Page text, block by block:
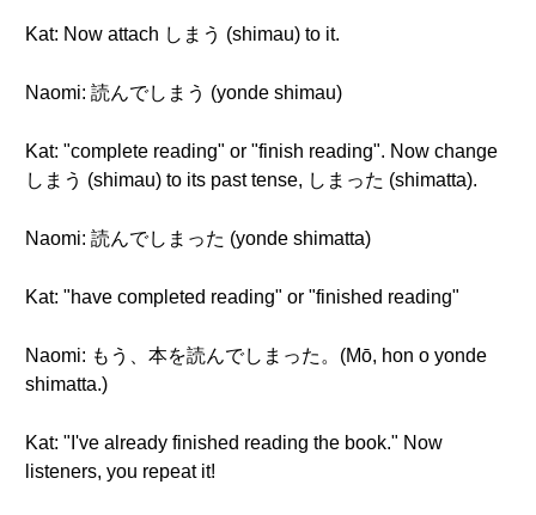
Kat: Now attach しまう (shimau) to it.
Naomi: 読んでしまう (yonde shimau)
Kat: "complete reading" or "finish reading". Now change
しまう (shimau) to its past tense, しまった (shimatta).
Naomi: 読んでしまった (yonde shimatta)
Kat: "have completed reading" or "finished reading"
Naomi: もう、本を読んでしまった。(Mō, hon o yonde
shimatta.)
Kat: "I've already finished reading the book." Now
listeners, you repeat it!